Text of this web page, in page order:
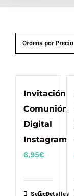
Ordena por Precio
Invitación
Comunión
Digital
Instagram
6,95€
SelectDetalles